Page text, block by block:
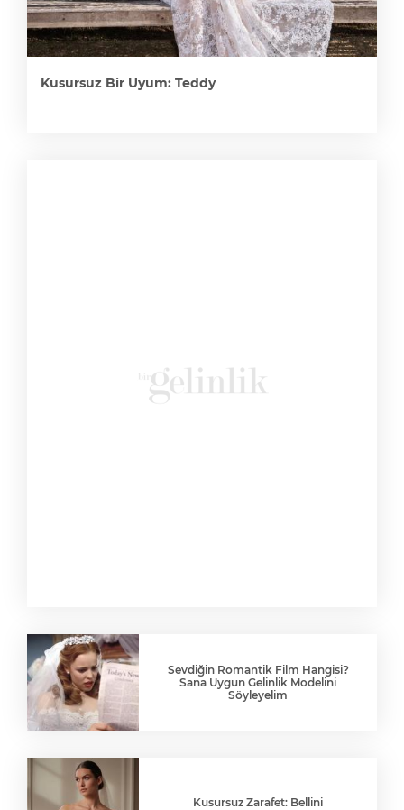
Kusursuz Bir Uyum: Teddy
Sevdiğin Romantik Film Hangisi?
Sana Uygun Gelinlik Modelini
Söyleyelim
Kusursuz Zarafet: Bellini